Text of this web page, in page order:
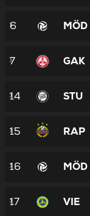
6 MÖD
7 GAK
14 STU
15 RAP
16 MÖD
17 VIE